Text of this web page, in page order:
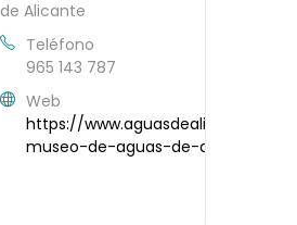
de Alicante
Teléfono
965 143 787
Web
https://www.aguasdealicante.es/
museo-de-aguas-de-alicante